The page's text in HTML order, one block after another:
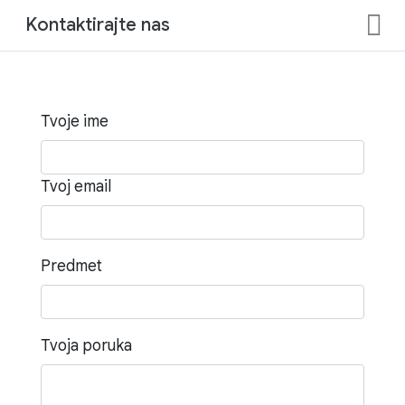
Kontaktirajte nas
Tvoje ime
Tvoj email
Predmet
Tvoja poruka